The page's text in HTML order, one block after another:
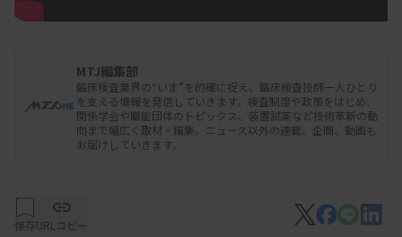
MTJ編集部
臨床検査業界の“いま”を的確に捉え、臨床検査技師一人ひとり
を支える情報を発信していきます。検査制度や政策をはじめ、
関係学会や職能団体のトピックス、装置試薬など技術革新の動
向まで幅広く取材・編集。ニュース以外の連載、企画、動画も
お届けしていきます。
保存URLコピー